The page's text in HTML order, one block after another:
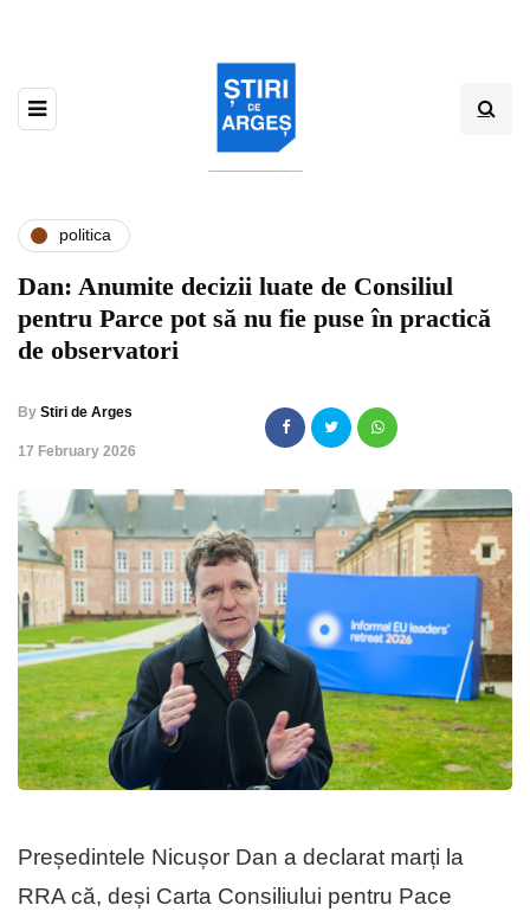
politica
Dan: Anumite decizii luate de Consiliul
pentru Parce pot să nu fie puse în practică
de observatori
By Stiri de Arges
,17 February 2026
Președintele Nicușor Dan a declarat marți la
RRA că, deși Carta Consiliului pentru Pace